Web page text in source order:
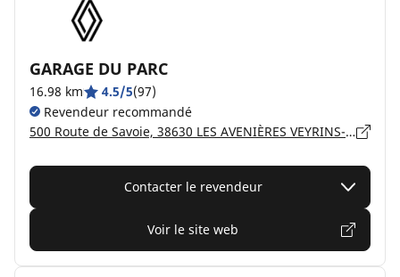
GARAGE DU PARC
16.98 km 4.5/5(97)
Revendeur recommandé
500 Route de Savoie, 38630 LES AVENIÈRES VEYRINS-THUELLIN
Contacter le revendeur
Voir le site web